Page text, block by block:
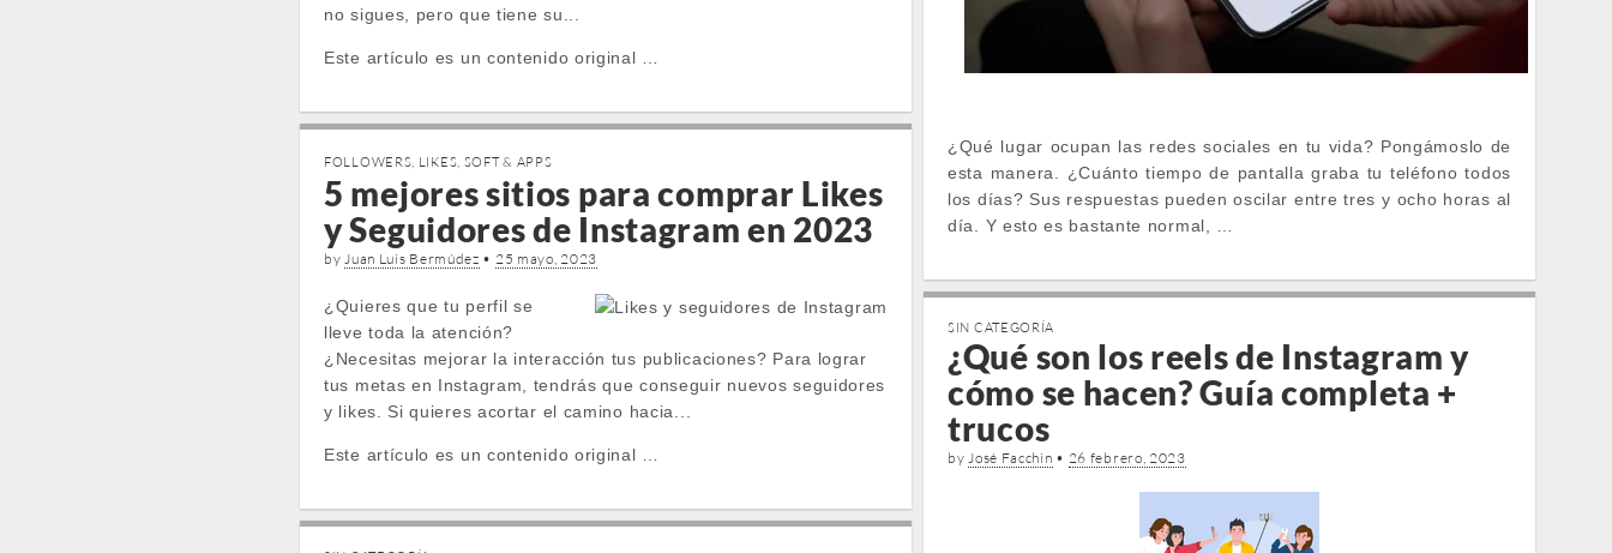
¿Qué lugar ocupan las redes sociales en tu vida? Pongámoslo de
esta manera. ¿Cuánto tiempo de pantalla graba tu teléfono todos
los días? Sus respuestas pueden oscilar entre tres y ocho horas al
día. Y esto es bastante normal, …
no sigues, pero que tiene su...
Este artículo es un contenido original …
FOLLOWERS, LIKES, SOFT & APPS
5 mejores sitios para comprar Likes
y Seguidores de Instagram en 2023
byJuan Luis Bermúdez • 25 mayo, 2023
¿Quieres que tu perfil se
lleve toda la atención?
¿Necesitas mejorar la interacción tus publicaciones? Para lograr
tus metas en Instagram, tendrás que conseguir nuevos seguidores
y likes. Si quieres acortar el camino hacia...
Este artículo es un contenido original …
SIN CATEGORÍA
¿Qué son los reels de Instagram y
cómo se hacen? Guía completa +
trucos
byJosé Facchin • 26 febrero, 2023